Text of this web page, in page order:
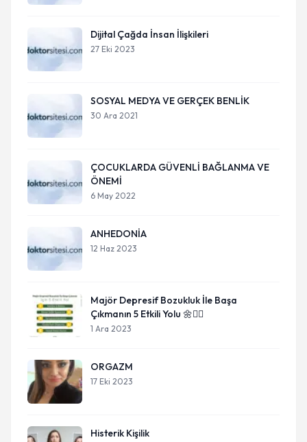
Dijital Çağda İnsan İlişkileri
27 Eki 2023
SOSYAL MEDYA VE GERÇEK BENLİK
30 Ara 2021
ÇOCUKLARDA GÜVENLİ BAĞLANMA VE
ÖNEMİ
6 May 2022
ANHEDONİA
12 Haz 2023
Majör Depresif Bozukluk İle Başa
Çıkmanın 5 Etkili Yolu 🌼🧘‍♀️
1 Ara 2023
ORGAZM
17 Eki 2023
Histerik Kişilik